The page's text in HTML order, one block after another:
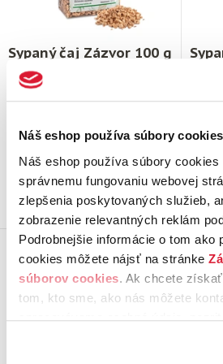
Náš eshop používa súbory cookies
Náš eshop používa súbory cookies
správnemu fungovaniu webovej
zlepšenia poskytovaných služieb,
zobrazenie relevantných reklám
Podrobnejšie informácie o tom ako
cookies môžete nájsť na stránke
súborov cookies. Ak chcete
tom, kto sme, ako nás môžete
spracovávame osobné údaje,
„Povoliť všetko“ vyjadríte svoj
Sypaný čaj Zázvor 100 g
Nigérijský zázvor s dôraznou
ideálny na rôzne neduhy.
Najlepšie si ho …
4,90€
6 ks na sklade
Tento
4,90
45 ks